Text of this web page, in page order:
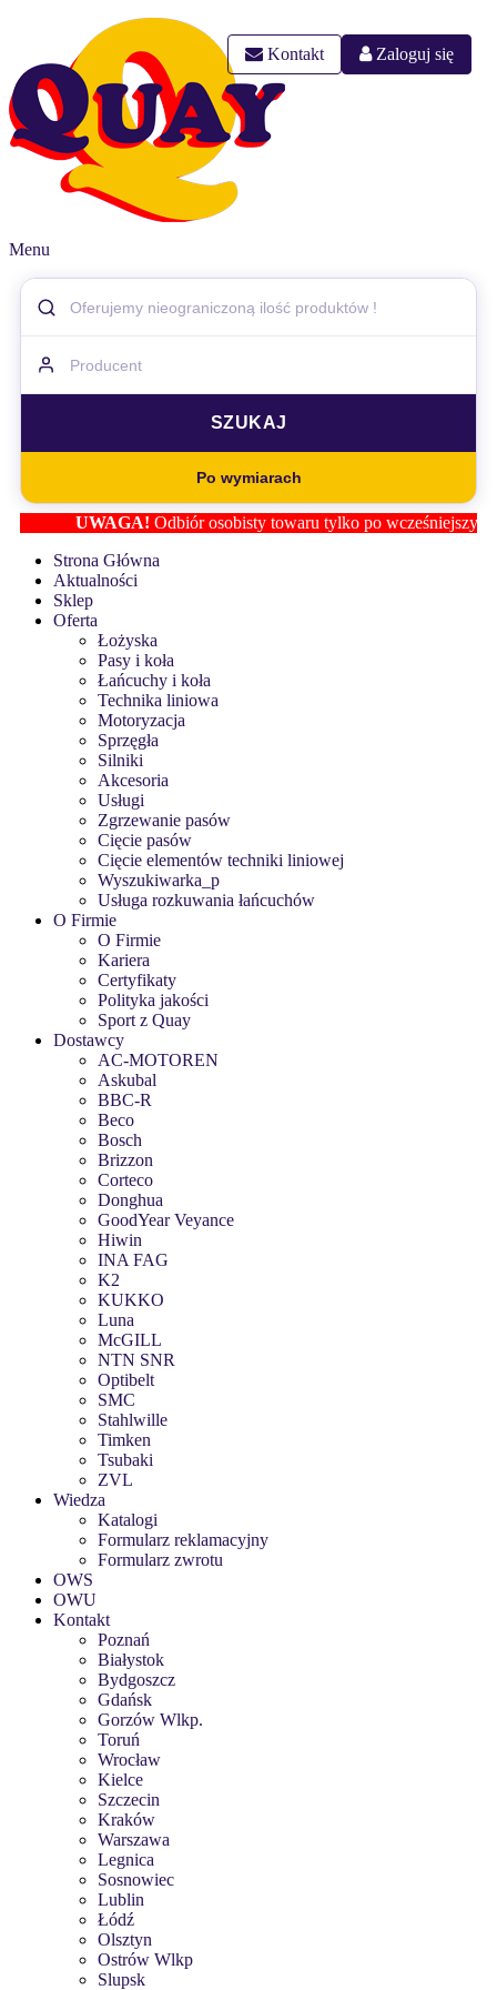
Kontakt Zaloguj się
Menu
Po wymiarach
UWAGA!Odbiór osobisty towaru tylko po wcześniejszym
Strona Główna
Aktualności
Sklep
Oferta
Łożyska
Pasy i koła
Łańcuchy i koła
Technika liniowa
Motoryzacja
Sprzęgła
Silniki
Akcesoria
Usługi
Zgrzewanie pasów
Cięcie pasów
Cięcie elementów techniki liniowej
Wyszukiwarka_p
Usługa rozkuwania łańcuchów
O Firmie
O Firmie
Kariera
Certyfikaty
Polityka jakości
Sport z Quay
Dostawcy
AC-MOTOREN
Askubal
BBC-R
Beco
Bosch
Brizzon
Corteco
Donghua
GoodYear Veyance
Hiwin
INA FAG
K2
KUKKO
Luna
McGILL
NTN SNR
Optibelt
SMC
Stahlwille
Timken
Tsubaki
ZVL
Wiedza
Katalogi
Formularz reklamacyjny
Formularz zwrotu
OWS
OWU
Kontakt
Poznań
Białystok
Bydgoszcz
Gdańsk
Gorzów Wlkp.
Toruń
Wrocław
Kielce
Szczecin
Kraków
Warszawa
Legnica
Sosnowiec
Lublin
Łódź
Olsztyn
Ostrów Wlkp
Slupsk